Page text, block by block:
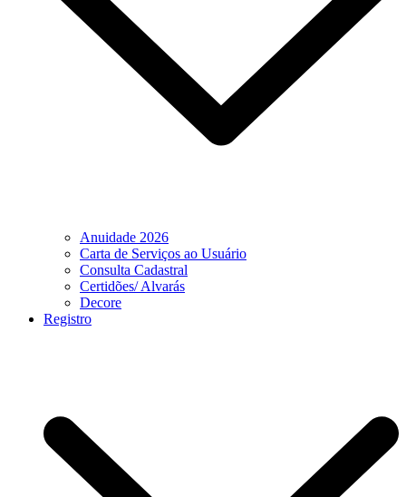
Anuidade 2026
Carta de Serviços ao Usuário
Consulta Cadastral
Certidões/ Alvarás
Decore
Registro